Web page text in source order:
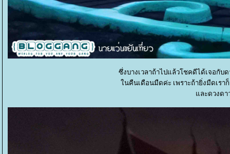
ซึ่งบางเวลาถ้าไปแล้วโชคดีได้เจอกับ
นคืนเดือนมืดค่ะ เพราะถ้ายิ่งมืดเรา
ละดวงดา